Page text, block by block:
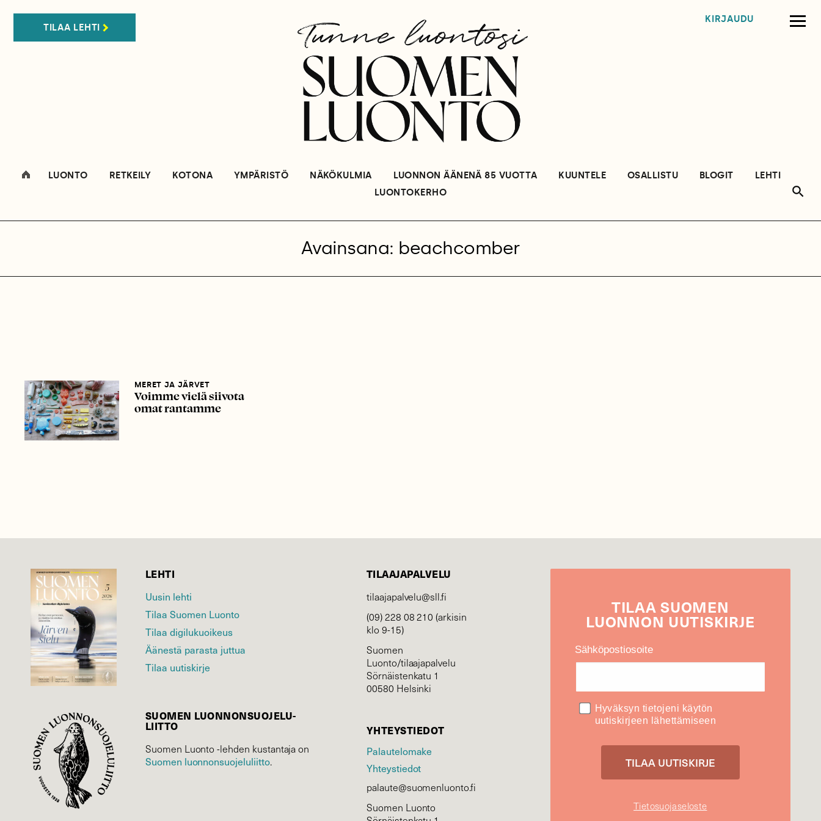
TILAA LEHTI
KIRJAUDU
LUONTO RETKEILY KOTONA YMPÄRISTÖ NÄKÖKULMIA LUONNON ÄÄNENÄ 85 VUOTTA KUUNTELE OSALLISTU BLOGIT
LEHTI
LUONTOKERHO
Avainsana: beachcomber
MERET JA JÄRVET
Voimme vielä siivota
omat rantamme
LEHTI
Uusin lehti
Tilaa Suomen Luonto
Tilaa digilukuoikeus
Äänestä parasta juttua
Tilaa uutiskirje
SUOMEN LUONNON­SUOJELU­
LIITTO
Suomen Luonto -lehden kustantaja on
Suomen luonnonsuojelu­liitto.
TILAAJAPALVELU
tilaajapalvelu@sll.fi
(09) 228 08 210 (arkisin
klo 9-15)
Suomen
Luonto/tilaajapalvelu
Sörnäistenkatu 1
00580 Helsinki
YHTEYSTIEDOT
Palautelomake
Yhteystiedot
palaute@suomenluonto.fi
Suomen Luonto
TILAASUOMEN
LUONNON UUTIS­KIRJE
Sähköpostiosoite
Hyväksyn tietojeni käytön
uutiskirjeen lähettämiseen
Tietosuojaseloste